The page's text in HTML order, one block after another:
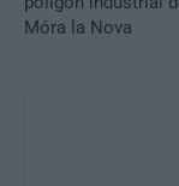
Móra la Nova